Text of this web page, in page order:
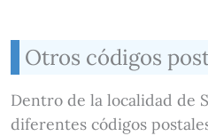
Otros códigos
Dentro de la localidad de
diferentes códigos